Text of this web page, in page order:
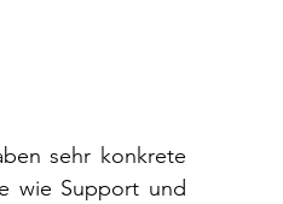
sehr konkrete
wie Support und